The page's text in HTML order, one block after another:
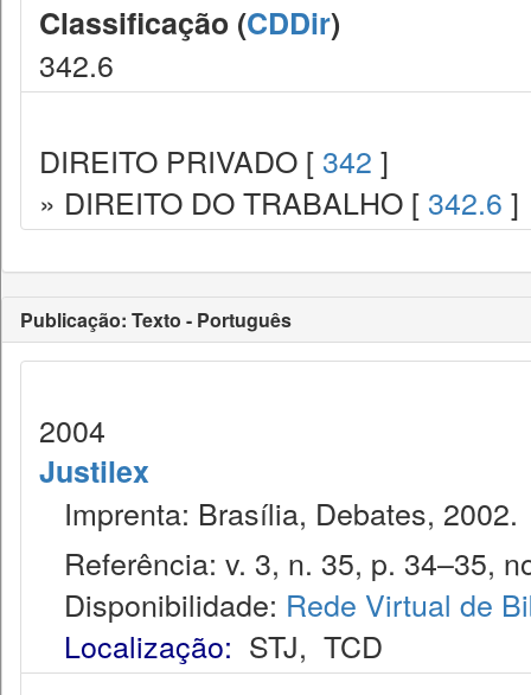
Classificação (CDDir)
342.6
DIREITO PRIVADO [ 342 ]
» DIREITO DO TRABALHO [ 342.6 ]
Publicação: Texto - Português
2004
Justilex
Imprenta: Brasília, Debates, 2002.
Referência: v. 3, n. 35, p. 34–35,
Disponibilidade: Rede Virtual de
Localização: STJ, TCD